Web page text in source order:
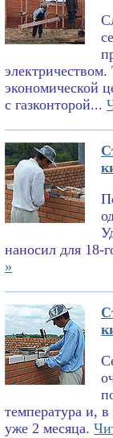
экономической
с газконторой...
наносил для 18-
»
температура и,
уже 2 месяца.